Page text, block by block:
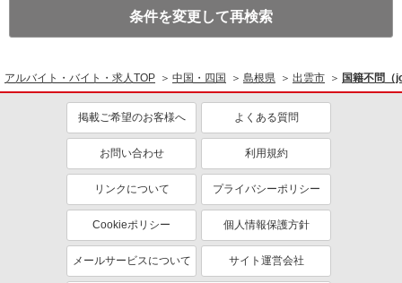
条件を変更して再検索
アルバイト・バイト・求人TOP 中国・四国 島根県 出雲市 国籍不問（
掲載ご希望のお客様へ よくある質問
お問い合わせ 利用規約
リンクについて プライバシーポリシー
Cookieポリシー 個人情報保護方針
メールサービスについて サイト運営会社